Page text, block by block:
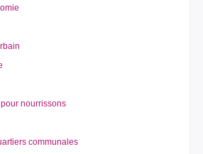
nourrissons
communales